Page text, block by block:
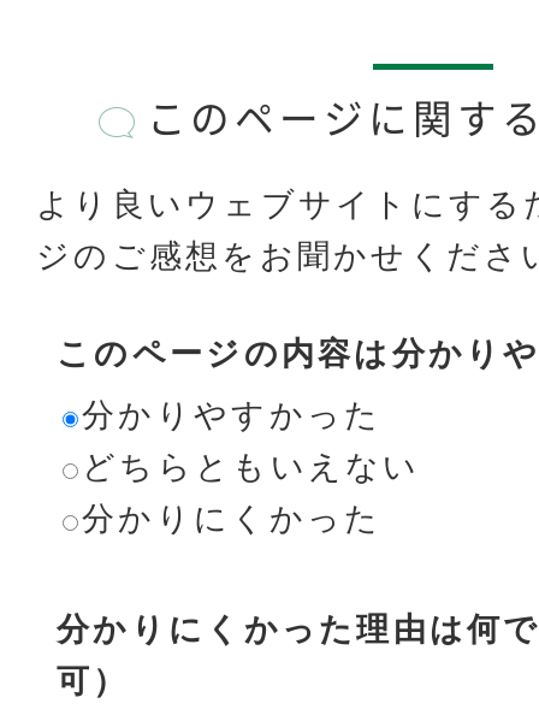
このページに関す
より良いウェブサイトにする
ジのご感想をお聞かせくださ
このページの内容は分かり
分かりやすかった
どちらともいえない
分かりにくかった
分かりにくかった理由は何
可）